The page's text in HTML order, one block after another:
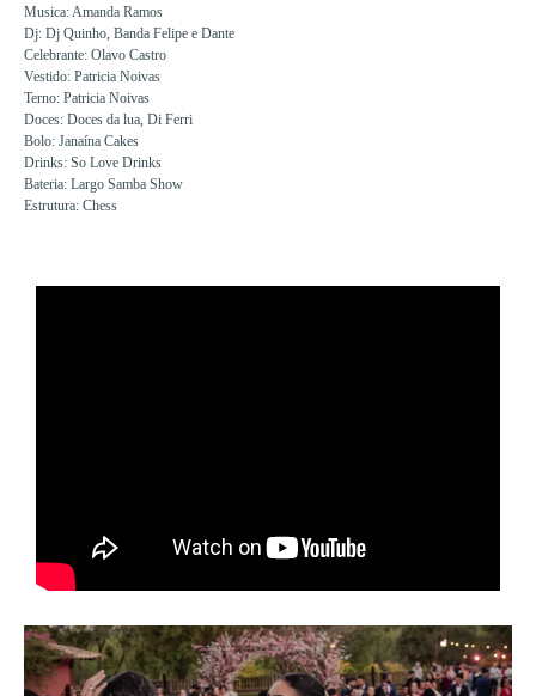
Musica: Amanda Ramos
Dj: Dj Quinho, Banda Felipe e Dante
Celebrante: Olavo Castro
Vestido: Patricia Noivas
Terno: Patricia Noivas
Doces: Doces da lua, Di Ferri
Bolo: Janaína Cakes
Drinks: So Love Drinks
Bateria: Largo Samba Show
Estrutura: Chess